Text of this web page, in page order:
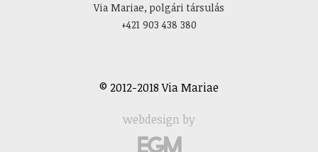
Via Mariae, polgári társulás
+421 903 438 380
© 2012-2018 Via Mariae
webdesign by